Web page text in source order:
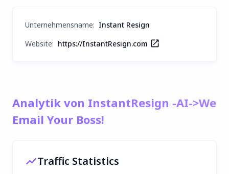
Unternehmensname: Instant Resign
Website: https://InstantResign.com
Analytik von InstantResign -AI->We
Email Your Boss!
Traffic Statistics